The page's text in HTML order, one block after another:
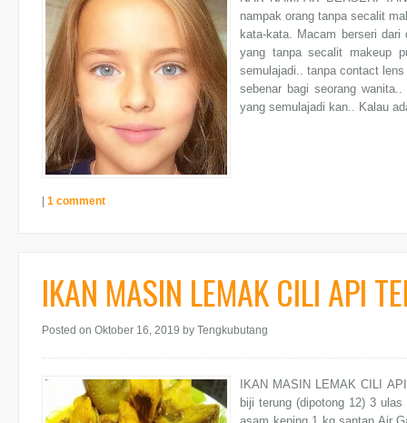
nampak orang tanpa secalit
kata-kata. Macam berseri
yang tanpa secalit makeup
semulajadi.. tanpa contact
sebenar bagi seorang
yang semulajadi kan.. Kalau
1 comment
IKAN MASIN LEMAK CILI API
Posted on Oktober 16, 2019 by Tengkubutang
IKAN MASIN LEMAK CILI
biji terung (dipotong 12) 3